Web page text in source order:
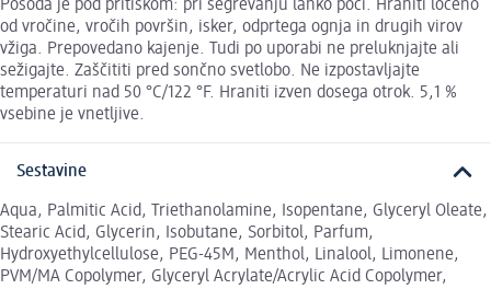
Posoda je pod pritiskom: pri segrevanju lahko poči. Hraniti ločeno
od vročine, vročih površin, isker, odprtega ognja in drugih virov
vžiga. Prepovedano kajenje. Tudi po uporabi ne preluknjajte ali
sežigajte. Zaščititi pred sončno svetlobo. Ne izpostavljajte
temperaturi nad 50 °C/122 °F. Hraniti izven dosega otrok. 5,1 %
vsebine je vnetljive.
Sestavine
Aqua, Palmitic Acid, Triethanolamine, Isopentane, Glyceryl Oleate,
Stearic Acid, Glycerin, Isobutane, Sorbitol, Parfum,
Hydroxyethylcellulose, PEG-45M, Menthol, Linalool, Limonene,
PVM/MA Copolymer, Glyceryl Acrylate/Acrylic Acid Copolymer,